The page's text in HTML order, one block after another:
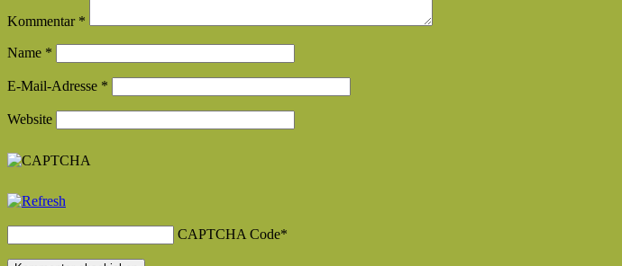
Kommentar *
Name *
E-Mail-Adresse *
Website
CAPTCHA Code*